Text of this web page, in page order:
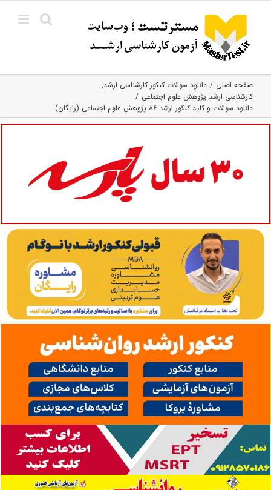
content
صفحه اصلی
دانلود سوالات کنکور کارشناسی ارشد
کارشناسی ارشد پژوهش علوم اجتماعی
دانلود سوالات و کلید کنکور ارشد ۸۶ پژوهش علوم اجتماعی (رایگان)